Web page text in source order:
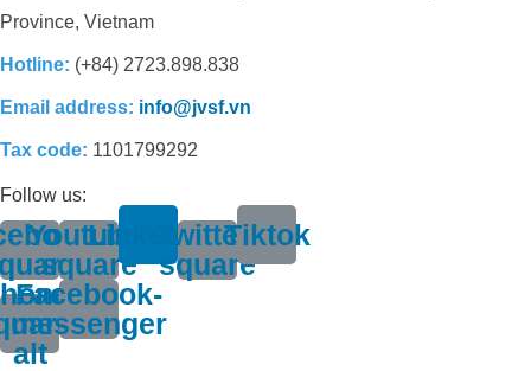
Province, Vietnam
Hotline: (+84) 2723.898.838
Email address: info@jvsf.vn
Tax code: 1101799292
Follow us:
Youtube-
square
LinkedinTwitter-
square
Tiktok
alt
Facebook-
messenger